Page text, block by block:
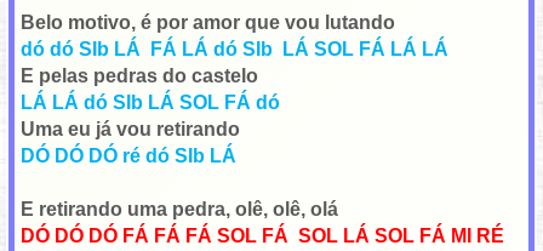
Belo motivo, é por amor que vou lutando
dó dó SIb LÁ FÁ LÁ dó SIb LÁ SOL FÁ LÁ LÁ
E pelas pedras do castelo
LÁ LÁ dó SIb LÁ SOL FÁ dó
Uma eu já vou retirando
DÓ DÓ DÓ ré dó SIb LÁ
E retirando uma pedra, olê, olê, olá
DÓ DÓ DÓ FÁ FÁ FÁ SOL FÁ SOL LÁ SOL FÁ MI RÉ